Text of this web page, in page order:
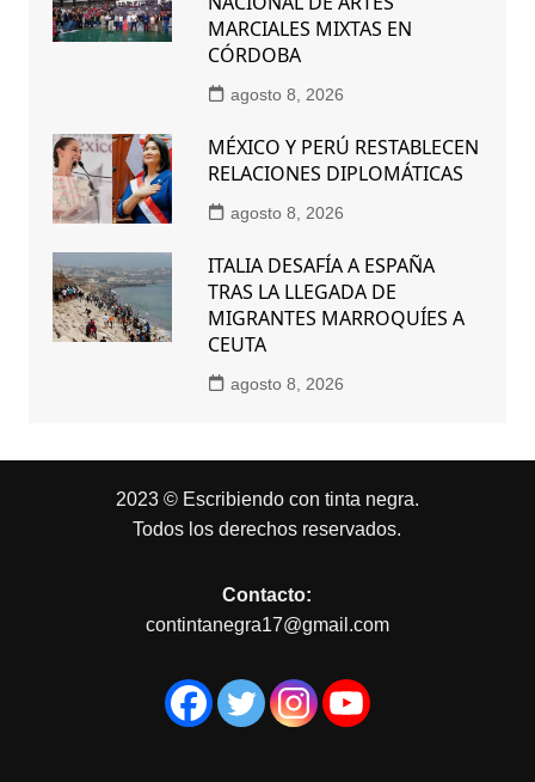
MARCIALES MIXTAS EN
CÓRDOBA
agosto 8, 2026
MÉXICO Y PERÚ RESTABLECEN
RELACIONES DIPLOMÁTICAS
agosto 8, 2026
ITALIA DESAFÍA A ESPAÑA
TRAS LA LLEGADA DE
MIGRANTES MARROQUÍES A
CEUTA
agosto 8, 2026
2023 © Escribiendo con tinta negra.
Todos los derechos reservados.
Contacto:
contintanegra17@gmail.com